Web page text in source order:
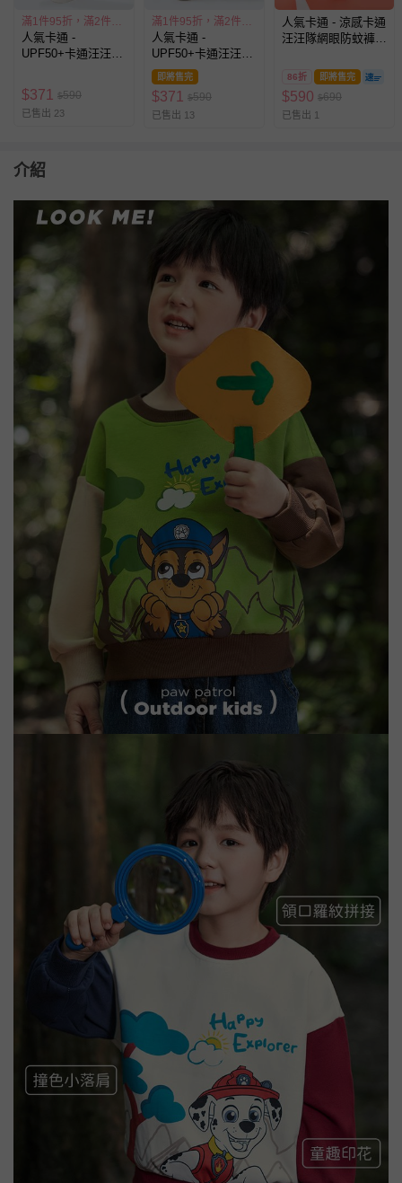
滿1件95折，滿2件85折
人氣卡通 -
UPF50+卡通汪汪隊
$371 $590
已售出 23
滿1件95折，滿2件85折
人氣卡通 -
UPF50+卡通汪汪隊
防蚊褲/空調褲-藏青
即將售完
$371 $590
已售出 13
人氣卡通 - 涼感卡通
汪汪隊網眼防蚊褲/
86折 即將售完
$590 $690
已售出 1
介紹